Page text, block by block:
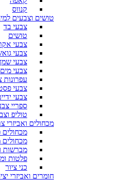
קנווס
טושים וצבעים
צבעי בד
טושים
צבעי
צבעי
צבעי שמן
צבעי מים
עפרונות
צבעי
צבעי
ספריי
טוליפ
מכחולים ואביזרי
מכחולים
מכחולים
מברשות
פלטות
כני ציור
חומרים ואביזרי